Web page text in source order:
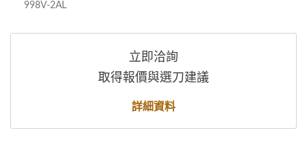
998V-2AL
立即洽詢
取得報價與選刀建議
詳細資料